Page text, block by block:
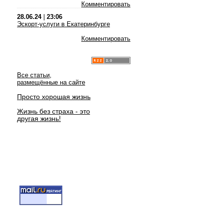
Комментировать
28.06.24| 23:06
Эскорт-услуги в Екатеринбурге
Комментировать
Все статьи,
размещённые на сайте
Просто хорошая жизнь
Жизнь без страха - это
другая жизнь!